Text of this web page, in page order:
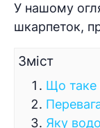
У нашому
шкарпеток,
Зміст
Що таке
Яку